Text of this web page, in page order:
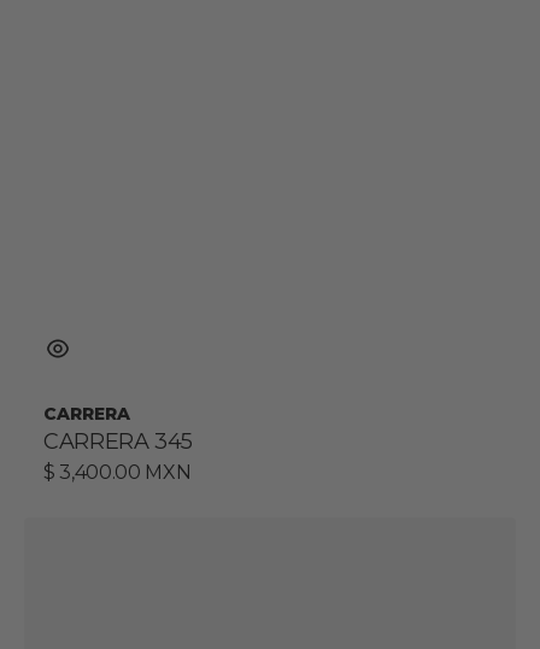
CARRERA
CARRERA 345
Precio
$ 3,400.00 MXN